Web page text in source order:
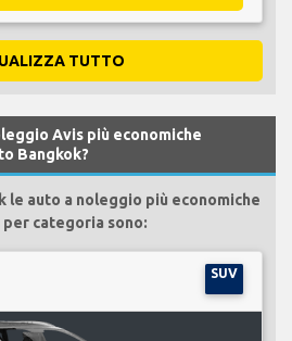
TUTTO
Avis più economiche
Bangkok?
le auto a noleggio più economiche
per categoria sono:
SUV